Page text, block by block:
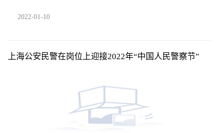
2022-01-10
上海公安民警在岗位上迎接2022年“中国人民警察节”